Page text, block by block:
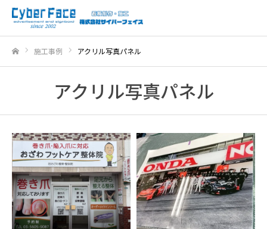
施工事例 アクリル写真パネル
アクリル写真パネル